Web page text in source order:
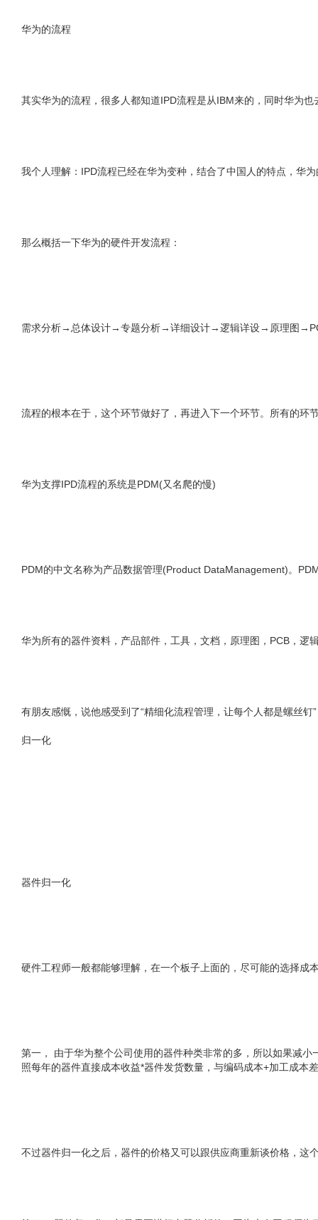
华为的流程
其实华为的流程，很多人都知道IPD流程是从IBM来的，同时华为
我个人理解：IPD流程已经在华为变种，结合了中国人的特点，
那么概括一下华为的硬件开发流程：
需求分析→总体设计→专题分析→详细设计→逻辑详设→原理图
流程的根本在于，这个环节做好了，再进入下一个环节。所有的环
华为支撑IPD流程的系统是PDM(又名爬的慢)
PDM的中文名称为产品数据管理(Product DataManagement)。
华为所有的器件资料，产品部件，工具，文档，原理图，PCB，
有朋友感慨，说他感受到了“精细化流程管理，让每个人都是螺丝
归一化
器件归一化
硬件工程师一般都能够理解，在一个板子上面的，尽可能的选择
第一， 由于华为整个公司使用的器件种类非常的多，所以如果减
照每年的器件直接成本收益*器件发货数量，与编码成本+加工成本
不过器件归一化之后，器件的价格又可以跟供应商重新谈价格，